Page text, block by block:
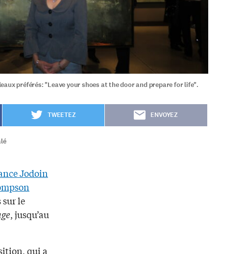
préférés: "Leave your shoes at the door and prepare for life".
TWEETEZ ENVOYEZ
Jodoin
sur le
, jusqu’au
qui a